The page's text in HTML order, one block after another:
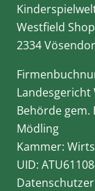
Westfield
2334
Behörde gem.
Mödling
Kammer:
UID: